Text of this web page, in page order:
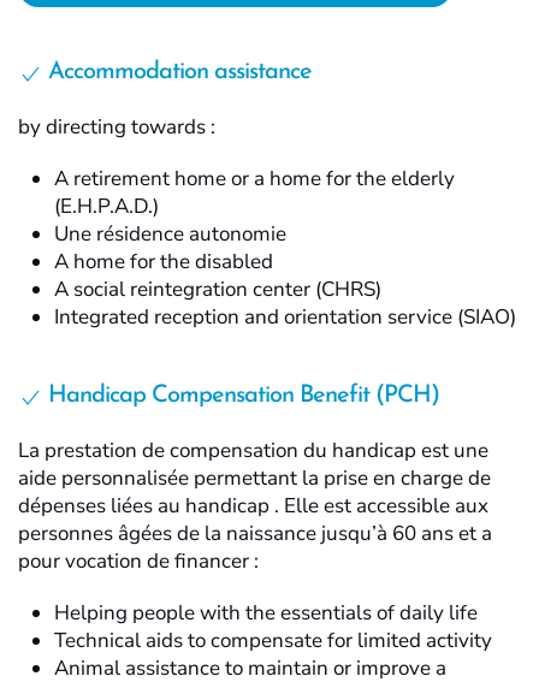
Accommodation assistance
by directing towards :
A retirement home or a home for the elderly
(E.H.P.A.D.)
Une résidence autonomie
A home for the disabled
A social reintegration center (CHRS)
Integrated reception and orientation service (SIAO)
Handicap Compensation Benefit (PCH)
La prestation de compensation du handicap est une
aide personnalisée permettant la prise en charge de
dépenses liées au handicap . Elle est accessible aux
personnes âgées de la naissance jusqu’à 60 ans et a
pour vocation de financer :
Helping people with the essentials of daily life
Technical aids to compensate for limited activity
Animal assistance to maintain or improve a